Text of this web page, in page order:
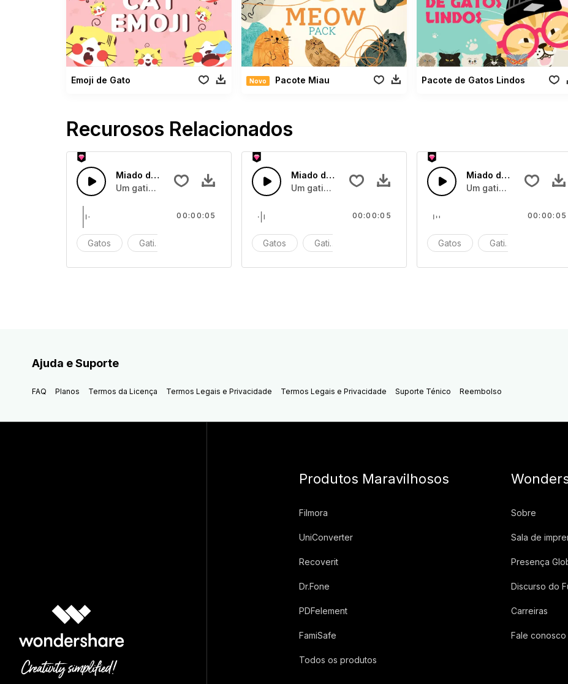
Emoji de Gato Novo Pacote Miau Pacote de Gatos Lindos
Recurosos Relacionados
Miado de Gatinho 10
Um gatinho ou gatinhos miando
Gatos Gatinhos
00:00:05
Miado de Gatinho 9
Um gatinho ou gatinhos miando
Gatos Gatinhos
00:00:05
Miado de Gatinho 8
Um gatinho ou
Gatos Gatinhos
00:00:05
Ajuda e Suporte
FAQ Planos Termos da Licença Termos Legais e Privacidade Termos Legais e Privacidade Suporte Ténico Reembolso
Produtos Maravilhosos
Filmora
UniConverter
Recoverit
Dr.Fone
PDFelement
FamiSafe
Todos os produtos
Sobre
Sala de
Presença
Discurso do
Carreiras
Fale conosco